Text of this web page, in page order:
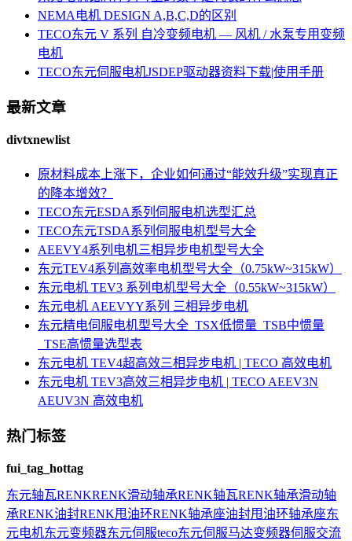
NEMA电机 DESIGN A,B,C,D的区别
TECO东元 V 系列 自冷变频电机 — 风机 / 水泵专用变频
电机
TECO东元伺服电机JSDEP驱动器资料下载|使用手册
最新文章
divtxnewlist
原材料成本上涨下，企业如何通过“能效升级”实现真正
的降本增效？
TECO东元ESDA系列伺服电机选型汇总
TECO东元TSDA系列伺服电机型号大全
AEEVY4系列电机三相异步电机型号大全
东元TEV4系列高效率电机型号大全（0.75kW~315kW）
东元电机 TEV3 系列电机型号大全（0.55kW~315kW）
东元电机 AEEVYY系列 三相异步电机
东元精电伺服电机型号大全_TSX低惯量_TSB中惯量
_TSE高惯量选型表
东元电机 TEV4超高效三相异步电机 | TECO 高效电机
东元电机 TEV3高效三相异步电机 | TECO AEEV3N
AEUV3N 高效电机
热门标签
fui_tag_hottag
东元轴瓦RENKRENK滑动轴承RENK轴瓦RENK轴承滑动轴
承RENK油封RENK甩油环RENK轴承座油封甩油环轴承座东
元电机东元变频器东元伺服teco东元伺服马达变频器伺服交流